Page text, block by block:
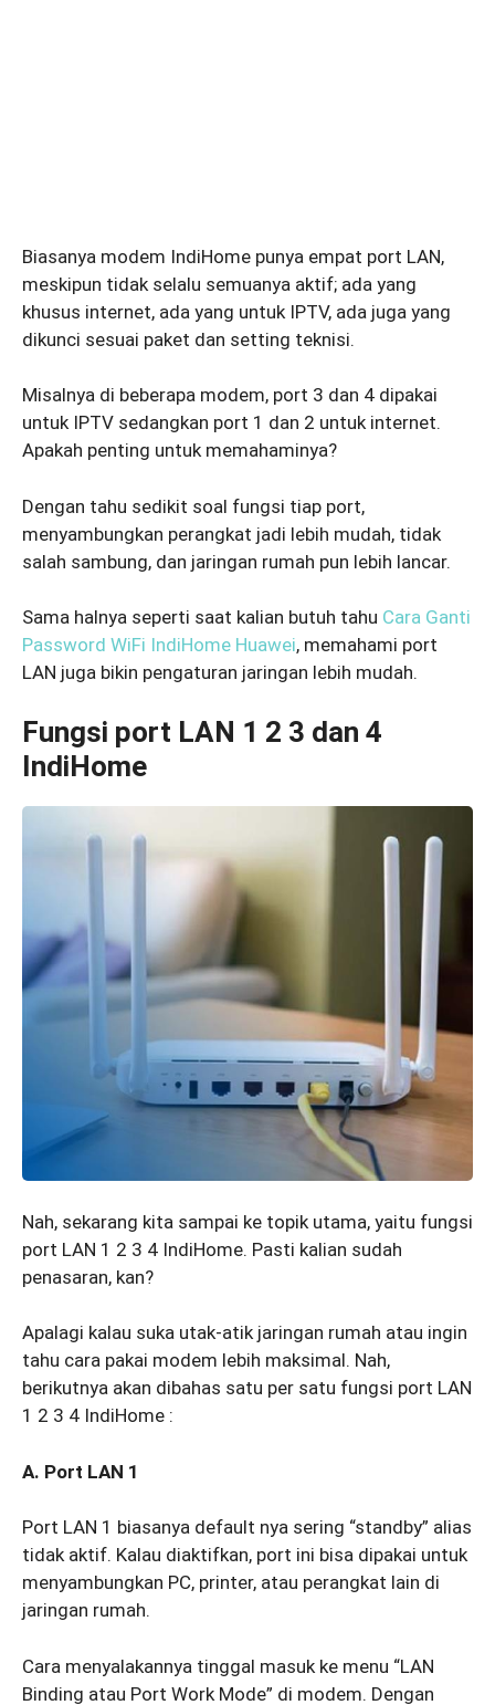
Biasanya modem IndiHome punya empat port LAN,
meskipun tidak selalu semuanya aktif; ada yang
khusus internet, ada yang untuk IPTV, ada juga yang
dikunci sesuai paket dan setting teknisi.
Misalnya di beberapa modem, port 3 dan 4 dipakai
untuk IPTV sedangkan port 1 dan 2 untuk internet.
Apakah penting untuk memahaminya?
Dengan tahu sedikit soal fungsi tiap port,
menyambungkan perangkat jadi lebih mudah, tidak
salah sambung, dan jaringan rumah pun lebih lancar.
Sama halnya seperti saat kalian butuh tahu Cara Ganti
Password WiFi IndiHome Huawei, memahami port
LAN juga bikin pengaturan jaringan lebih mudah.
Fungsi port LAN 1 2 3 dan 4
IndiHome
Nah, sekarang kita sampai ke topik utama, yaitu fungsi
port LAN 1 2 3 4 IndiHome. Pasti kalian sudah
penasaran, kan?
Apalagi kalau suka utak-atik jaringan rumah atau ingin
tahu cara pakai modem lebih maksimal. Nah,
berikutnya akan dibahas satu per satu fungsi port LAN
1 2 3 4 IndiHome :
A. Port LAN 1
Port LAN 1 biasanya default nya sering “standby” alias
tidak aktif. Kalau diaktifkan, port ini bisa dipakai untuk
menyambungkan PC, printer, atau perangkat lain di
jaringan rumah.
Cara menyalakannya tinggal masuk ke menu “LAN
Binding atau Port Work Mode” di modem. Dengan